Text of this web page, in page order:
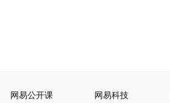
网易公开课 网易科技